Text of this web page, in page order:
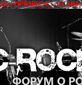
РґР°РЅРЅС‹С…